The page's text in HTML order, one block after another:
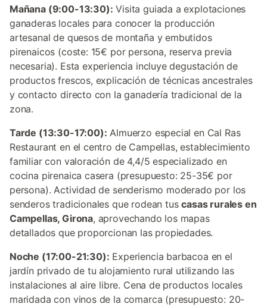
Mañana (9:00-13:30): Visita guiada a explotaciones
ganaderas locales para conocer la producción
artesanal de quesos de montaña y embutidos
pirenaicos (coste: 15€ por persona, reserva previa
necesaria). Esta experiencia incluye degustación de
productos frescos, explicación de técnicas ancestrales
y contacto directo con la ganadería tradicional de la
zona.
Tarde (13:30-17:00): Almuerzo especial en Cal Ras
Restaurant en el centro de Campellas, establecimiento
familiar con valoración de 4,4/5 especializado en
cocina pirenaica casera (presupuesto: 25-35€ por
persona). Actividad de senderismo moderado por los
senderos tradicionales que rodean tuscasas rurales en
Campellas, Girona, aprovechando los mapas
detallados que proporcionan las propiedades.
Noche (17:00-21:30): Experiencia barbacoa en el
jardín privado de tu alojamiento rural utilizando las
instalaciones al aire libre. Cena de productos locales
maridada con vinos de la comarca (presupuesto: 20-